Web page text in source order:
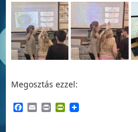
Megosztás ezzel:
Facebook
EmailPrintPrintFriendly